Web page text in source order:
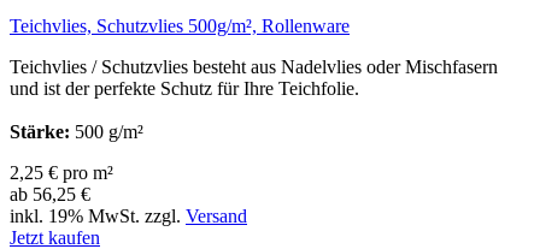
Teichvlies, Schutzvlies 500g/m², Rollenware
Teichvlies / Schutzvlies besteht aus Nadelvlies oder Mischfasern
und ist der perfekte Schutz für Ihre Teichfolie.
Stärke: 500 g/m²
2,25 € pro m²
ab 56,25 €
inkl. 19% MwSt. zzgl. Versand
Jetzt kaufen